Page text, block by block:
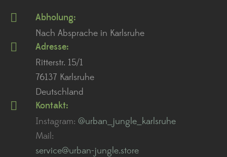
Abholung:
Nach Absprache in Karlsruhe
Adresse:
Ritterstr. 15/1
76137 Karlsruhe
Deutschland
Kontakt:
Instagram: @urban_jungle_karlsruhe
Mail:
service@urban-jungle.store